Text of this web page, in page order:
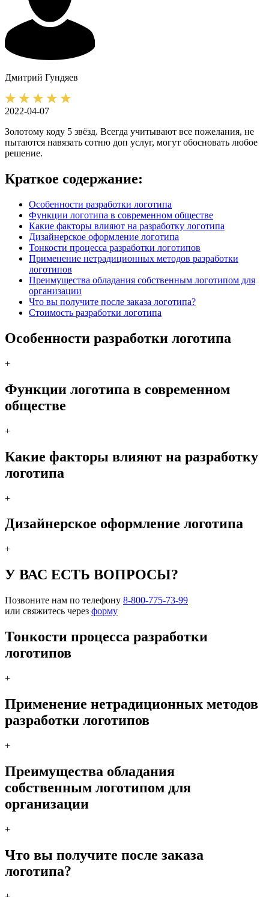
Дмитрий Гундяев
2022-04-07
Золотому коду 5 звёзд. Всегда учитывают все пожелания, не
пытаются навязать сотню доп услуг, могут обосновать любое
решение.
Краткое содержание:
Особенности разработки логотипа
Функции логотипа в современном обществе
Какие факторы влияют на разработку логотипа
Дизайнерское оформление логотипа
Тонкости процесса разработки логотипов
Применение нетрадиционных методов разработки
логотипов
Преимущества обладания собственным логотипом для
организации
Что вы получите после заказа логотипа?
Стоимость разработки логотипа
Особенности разработки логотипа
+
Функции логотипа в современном
обществе
+
Какие факторы влияют на разработку
логотипа
+
Дизайнерское оформление логотипа
+
У ВАС ЕСТЬ ВОПРОСЫ?
Позвоните нам по телефону 8-800-775-73-99
или свяжитесь через форму
Тонкости процесса разработки
логотипов
+
Применение нетрадиционных методов
разработки логотипов
+
Преимущества обладания
собственным логотипом для
организации
+
Что вы получите после заказа
логотипа?